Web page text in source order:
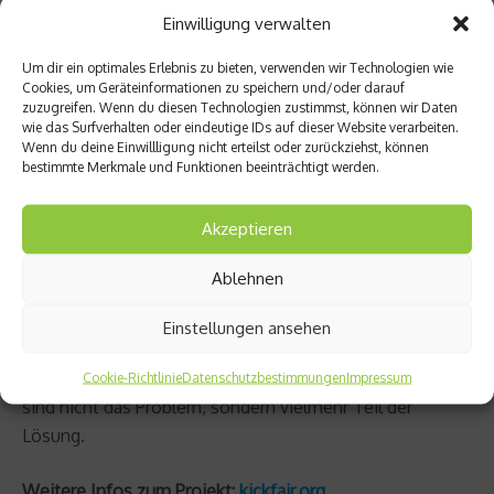
Einwilligung verwalten
Um dir ein optimales Erlebnis zu bieten, verwenden wir Technologien wie
Cookies, um Geräteinformationen zu speichern und/oder darauf
zuzugreifen. Wenn du diesen Technologien zustimmst, können wir Daten
wie das Surfverhalten oder eindeutige IDs auf dieser Website verarbeiten.
Wenn du deine Einwillligung nicht erteilst oder zurückziehst, können
bestimmte Merkmale und Funktionen beeinträchtigt werden.
Akzeptieren
Ablehnen
Einstellungen ansehen
Cookie-RichtlinieDatenschutzbestimmungenImpressum
sich selbst als wirksam und entwickeln so persönliche
Zukunftsperspektiven. Mit dem gestärkten Vertrauen in
die eigenen Fähigkeiten eignen sich Jugendliche durch
KICKFORMORE zudem wichtige
Schlüsselqualifikationen an, die sie in der Ausbildung
und im Beruf voranbringen.
Begleitet werden sie dabei von pädagogischen
Strukturen verankern und so zu Orten neuen Lernens
machen. Schulen, Kommunen und das gesellschaftliche
Perspektive auf junge Menschen: Kinder und Jugendliche
sind nicht das Problem, sondern vielmehr Teil der
Lösung.